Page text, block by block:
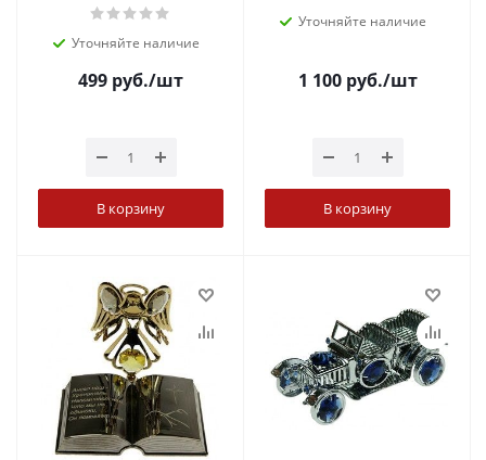
Уточняйте наличие
499 руб./шт
В корзину
Уточняйте наличие
1 100руб./шт
В корзину